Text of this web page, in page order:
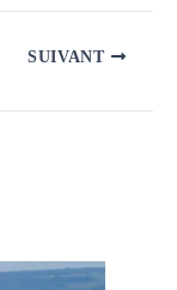
SUIVANT